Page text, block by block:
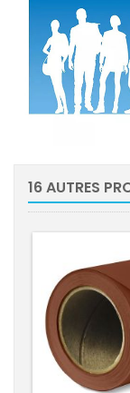
16 AUTRES